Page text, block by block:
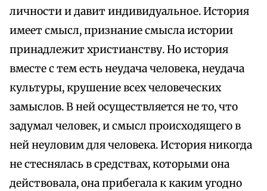
личности и давит индивидуальное. История
имеет смысл, признание смысла истории
принадлежит христианству. Но история
вместе с тем есть неудача человека, неудача
культуры, крушение всех человеческих
замыслов. В ней осуществляется не то, что
задумал человек, и смысл происходящего в
ней неуловим для человека. История никогда
не стеснялась в средствах, которыми она
действовала, она прибегала к каким угодно